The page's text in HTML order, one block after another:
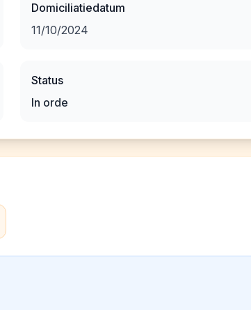
Domiciliatiedatum
11/10/2024
Status
In orde